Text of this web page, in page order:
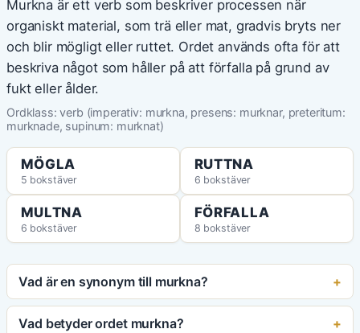
Murkna är ett verb som beskriver processen när
organiskt material, som trä eller mat, gradvis bryts ner
och blir mögligt eller ruttet. Ordet används ofta för att
beskriva något som håller på att förfalla på grund av
fukt eller ålder.
Ordklass: verb (imperativ: murkna, presens: murknar, preteritum:
murknade, supinum: murknat)
MÖGLA
5 bokstäver
RUTTNA
6 bokstäver
MULTNA
6 bokstäver
FÖRFALLA
8 bokstäver
Vad är en synonym till murkna?
Vad betyder ordet murkna?